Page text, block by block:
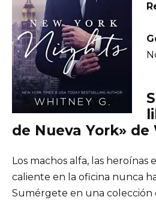
de Nueva York» de
Los machos alfa, las heroínas
caliente en la oficina nunca
Sumérgete en una colección